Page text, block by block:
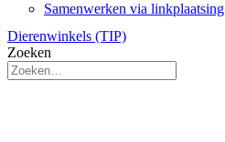
Samenwerken via linkplaatsing
Dierenwinkels (TIP)
Zoeken